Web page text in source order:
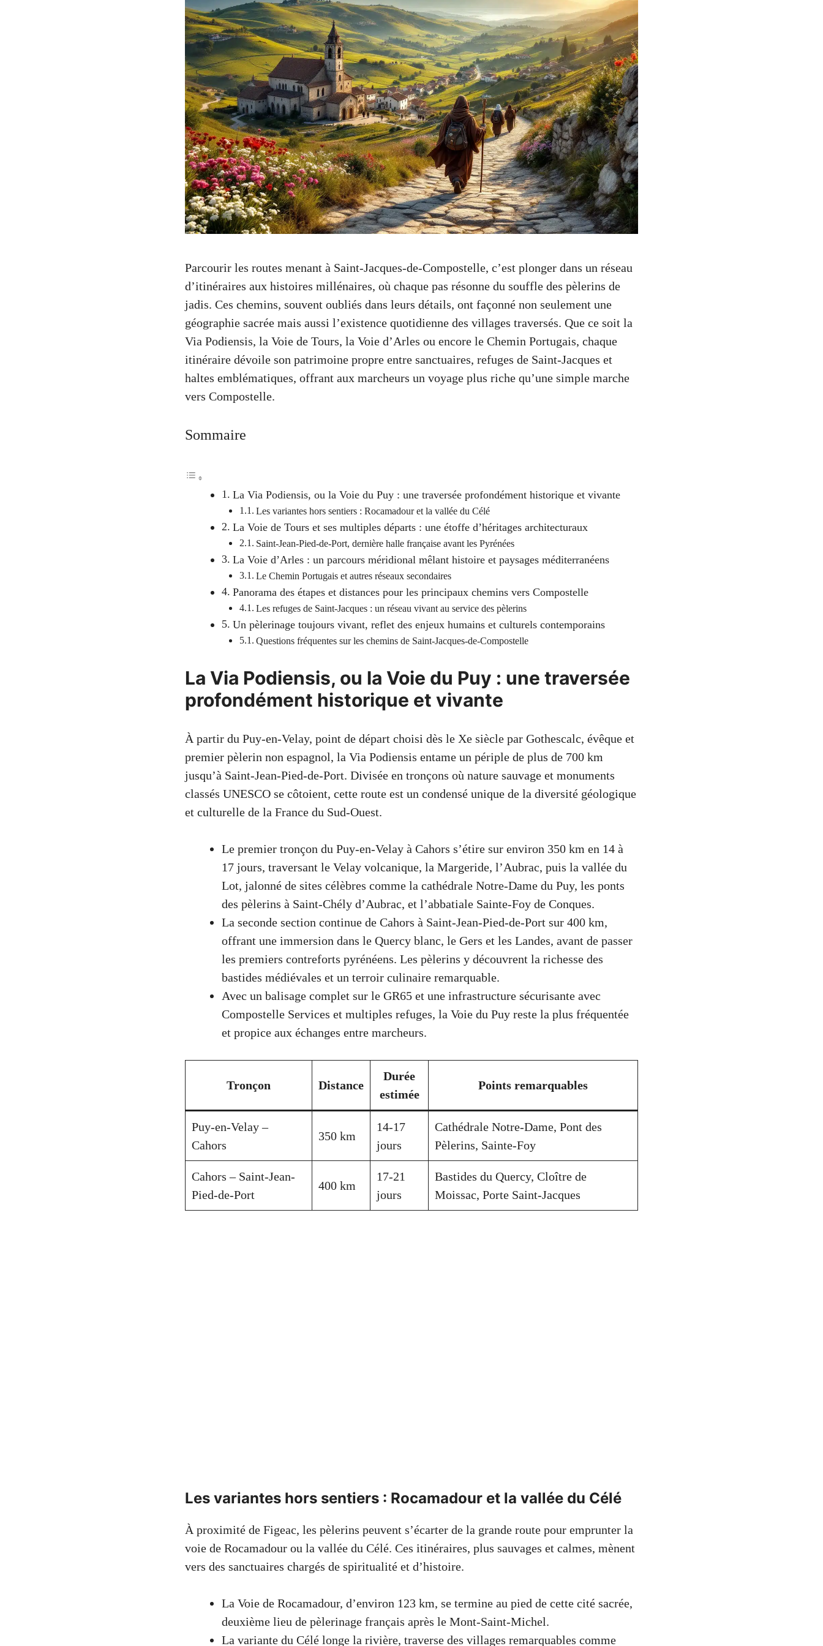
Parcourir les routes menant à Saint-Jacques-de-Compostelle, c’est plonger dans un réseau
d’itinéraires aux histoires millénaires, où chaque pas résonne du souffle des pèlerins de
jadis. Ces chemins, souvent oubliés dans leurs détails, ont façonné non seulement une
géographie sacrée mais aussi l’existence quotidienne des villages traversés. Que ce soit la
Via Podiensis, la Voie de Tours, la Voie d’Arles ou encore le Chemin Portugais, chaque
itinéraire dévoile son patrimoine propre entre sanctuaires, refuges de Saint-Jacques et
haltes emblématiques, offrant aux marcheurs un voyage plus riche qu’une simple marche
vers Compostelle.
Sommaire
La Via Podiensis, ou la Voie du Puy : une traversée profondément historique et vivante
Les variantes hors sentiers : Rocamadour et la vallée du Célé
La Voie de Tours et ses multiples départs : une étoffe d’héritages architecturaux
Saint-Jean-Pied-de-Port, dernière halle française avant les Pyrénées
La Voie d’Arles : un parcours méridional mêlant histoire et paysages méditerranéens
Le Chemin Portugais et autres réseaux secondaires
Panorama des étapes et distances pour les principaux chemins vers Compostelle
Les refuges de Saint-Jacques : un réseau vivant au service des pèlerins
Un pèlerinage toujours vivant, reflet des enjeux humains et culturels contemporains
Questions fréquentes sur les chemins de Saint-Jacques-de-Compostelle
La Via Podiensis, ou la Voie du Puy : une traversée
profondément historique et vivante
À partir du Puy-en-Velay, point de départ choisi dès le Xe siècle par Gothescalc, évêque et
premier pèlerin non espagnol, la Via Podiensis entame un périple de plus de 700 km
jusqu’à Saint-Jean-Pied-de-Port. Divisée en tronçons où nature sauvage et monuments
classés UNESCO se côtoient, cette route est un condensé unique de la diversité géologique
et culturelle de la France du Sud-Ouest.
Le premier tronçon du Puy-en-Velay à Cahors s’étire sur environ 350 km en 14 à
17 jours, traversant le Velay volcanique, la Margeride, l’Aubrac, puis la vallée du
Lot, jalonné de sites célèbres comme la cathédrale Notre-Dame du Puy, les ponts
des pèlerins à Saint-Chély d’Aubrac, et l’abbatiale Sainte-Foy de Conques.
La seconde section continue de Cahors à Saint-Jean-Pied-de-Port sur 400 km,
offrant une immersion dans le Quercy blanc, le Gers et les Landes, avant de passer
les premiers contreforts pyrénéens. Les pèlerins y découvrent la richesse des
bastides médiévales et un terroir culinaire remarquable.
Avec un balisage complet sur le GR65 et une infrastructure sécurisante avec
Compostelle Services et multiples refuges, la Voie du Puy reste la plus fréquentée
et propice aux échanges entre marcheurs.
Tronçon Distance
Durée
estimée
Points remarquables
Puy-en-Velay –
Cahors
350 km
14-17
jours
Cathédrale Notre-Dame, Pont des
Pèlerins, Sainte-Foy
Cahors – Saint-Jean-
Pied-de-Port
400 km
17-21
jours
Bastides du Quercy, Cloître de
Moissac, Porte Saint-Jacques
Les variantes hors sentiers : Rocamadour et la vallée du Célé
À proximité de Figeac, les pèlerins peuvent s’écarter de la grande route pour emprunter la
voie de Rocamadour ou la vallée du Célé. Ces itinéraires, plus sauvages et calmes, mènent
vers des sanctuaires chargés de spiritualité et d’histoire.
La Voie de Rocamadour, d’environ 123 km, se termine au pied de cette cité sacrée,
deuxième lieu de pèlerinage français après le Mont-Saint-Michel.
La variante du Célé longe la rivière, traverse des villages remarquables comme